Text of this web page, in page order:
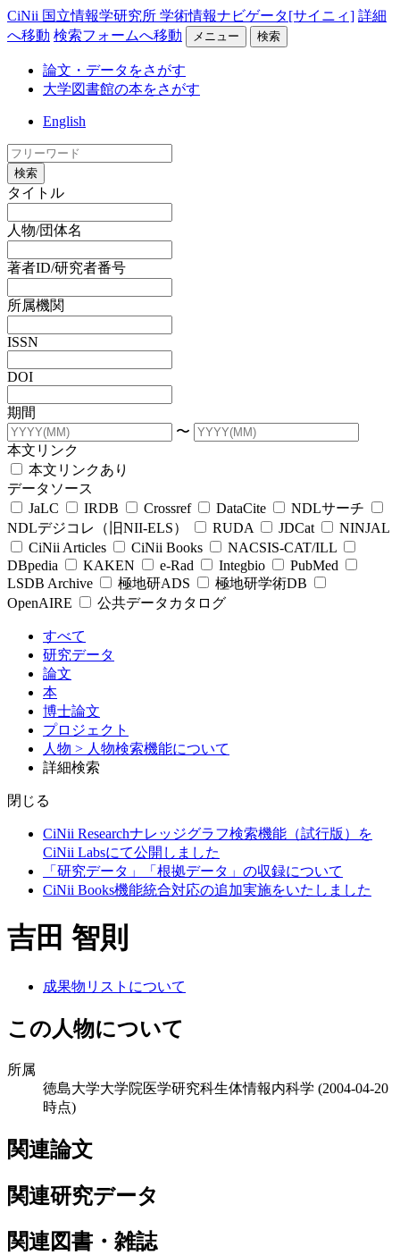
CiNii 国立情報学研究所 学術情報ナビゲータ[サイニィ] 詳細
へ移動 検索フォームへ移動 メニュー 検索
論文・データをさがす
大学図書館の本をさがす
English
検索
タイトル
人物/団体名
著者ID/研究者番号
所属機関
ISSN
DOI
期間
〜
本文リンク
本文リンクあり
データソース
JaLC
IRDB Crossref DataCite
NDLサーチ
NDLデジコレ（旧NII-ELS）
RUDA JDCat
NINJAL
CiNii Articles
CiNii Books
NACSIS-CAT/ILL
DBpedia
KAKEN e-Rad Integbio
PubMed
LSDB Archive
極地研ADS
極地研学術DB
OpenAIRE
公共データカタログ
すべて
研究データ
論文
本
博士論文
プロジェクト
人物 > 人物検索機能について
詳細検索
閉じる
CiNii Researchナレッジグラフ検索機能（試行版）を
CiNii Labsにて公開しました
「研究データ」「根拠データ」の収録について
CiNii Books機能統合対応の追加実施をいたしました
吉田 智則
成果物リストについて
この人物について
所属
徳島大学大学院医学研究科生体情報内科学 (2004-04-20
時点)
関連論文
関連研究データ
関連図書・雑誌